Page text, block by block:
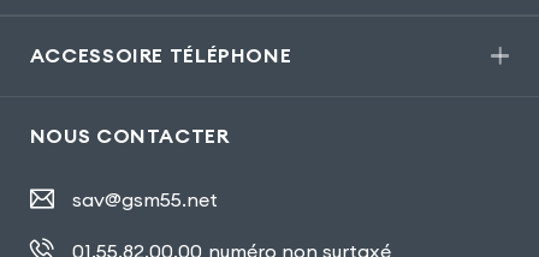
ACCESSOIRE TÉLÉPHONE
NOUS CONTACTER
sav@gsm55.net
01.55.82.00.00 numéro non surtaxé